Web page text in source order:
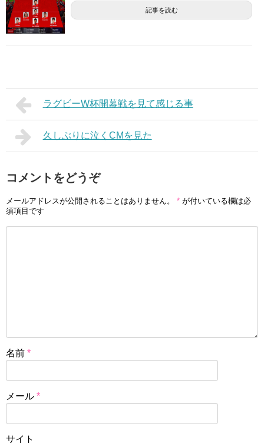
記事を読む
ラグビーW杯開幕戦を見て感じる事
久しぶりに泣くCMを見た
コメントをどうぞ
メールアドレスが公開されることはありません。 * が付いている欄は必
須項目です
名前 *
メール *
サイト